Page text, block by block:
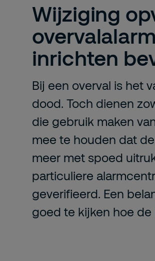
Wijziging
inrichten
Bij een overval is het
dood. Toch dienen
die gebruik maken
mee te houden dat
meer met spoed
particuliere
geverifieerd. Een
goed te kijken hoe